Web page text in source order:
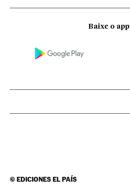
Baixe o app
©EDICIONES EL PAÍS